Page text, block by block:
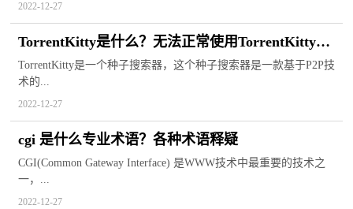
2022-12-27
TorrentKitty是什么？无法正常使用TorrentKitty搜
索器的解决方法
TorrentKitty是一个种子搜索器，这个种子搜索器是一款基于P2P技
术的...
2022-12-27
cgi 是什么专业术语？各种术语释疑
CGI(Common Gateway Interface) 是WWW技术中最重要的技术之
一，...
2022-12-27